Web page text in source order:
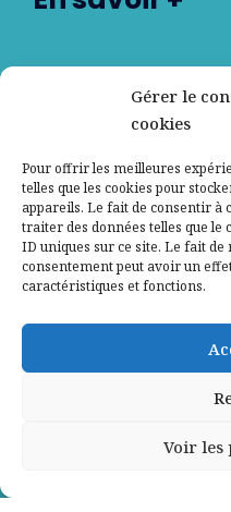
Gérer le
cookies
Pour offrir les meilleures
telles que les cookies pour
appareils. Le fait de consentir à
traiter des données telles que
ID uniques sur ce site. Le fait
consentement peut avoir un
caractéristiques et fonctions.
Voir les
Nos partenaires
Contactez-nous
Mentions légales